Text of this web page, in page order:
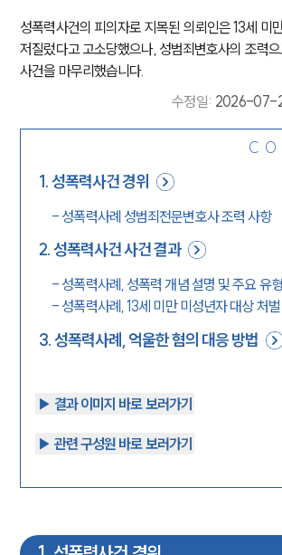
성폭력사건의 피의자로 지목된 의뢰인은 13세 미
저질렀다고 고소당했으나, 성범죄변호사의 조력
사건을 마무리했습니다.
수정일: 2026-07-
1.성폭력사건 경위
- 성폭력사례 성범죄전문변호사 조력 사항
2.성폭력사건 사건 결과
- 성폭력사례, 성폭력 개념 설명 및 주요 유형
- 성폭력사례, 13세 미만 미성년자 대상 처벌
3.성폭력사례, 억울한 혐의 대응 방법
▶︎ 결과 이미지 바로 보러가기
▶︎ 관련 구성원 바로 보러가기